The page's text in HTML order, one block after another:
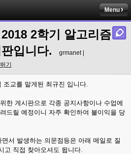
Menu
2018 2학기 알고리즘
입니다.
grmanet |
기
조교를 맡게된 최규진 입니다.
한 게시판으로 각종 공지사항이나 수업에
드릴 예정이니 자주 확인하여 불이익을 당
서 발생하는 의문점등은 아래 메일로 질
고 직접 찾아오셔도 됩니다.